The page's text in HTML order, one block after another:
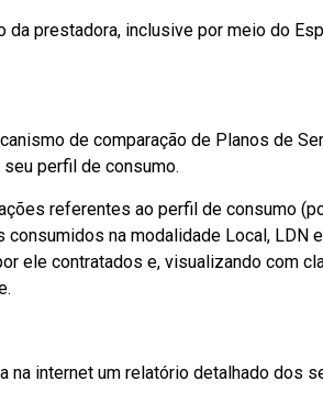
prestadora, inclusive por meio do
de comparação de Planos de
perfil de consumo.
referentes ao perfil de consumo
na modalidade Local, LDN
ele contratados e, visualizando com
na internet um relatório detalhado dos